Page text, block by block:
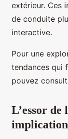
extérieur. Ces
de conduite
interactive.
Pour une
tendances qui
pouvez
L’essor